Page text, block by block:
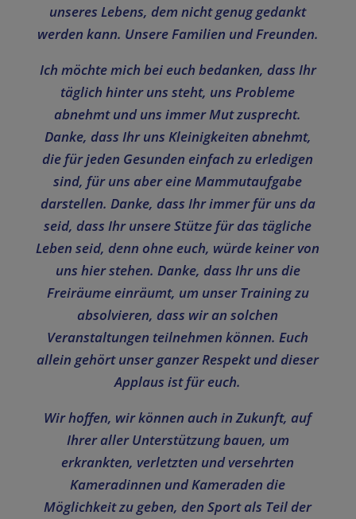
unseres Lebens, dem nicht genug gedankt
werden kann. Unsere Familien und Freunden.
Ich möchte mich bei euch bedanken, dass Ihr
täglich hinter uns steht, uns Probleme
abnehmt und uns immer Mut zusprecht.
Danke, dass Ihr uns Kleinigkeiten abnehmt,
die für jeden Gesunden einfach zu erledigen
sind, für uns aber eine Mammutaufgabe
darstellen. Danke, dass Ihr immer für uns da
seid, dass Ihr unsere Stütze für das tägliche
Leben seid, denn ohne euch, würde keiner von
uns hier stehen. Danke, dass Ihr uns die
Freiräume einräumt, um unser Training zu
absolvieren, dass wir an solchen
Veranstaltungen teilnehmen können. Euch
allein gehört unser ganzer Respekt und dieser
Applaus ist für euch.
Wir hoffen, wir können auch in Zukunft, auf
Ihrer aller Unterstützung bauen, um
erkrankten, verletzten und versehrten
Kameradinnen und Kameraden die
Möglichkeit zu geben, den Sport als Teil der